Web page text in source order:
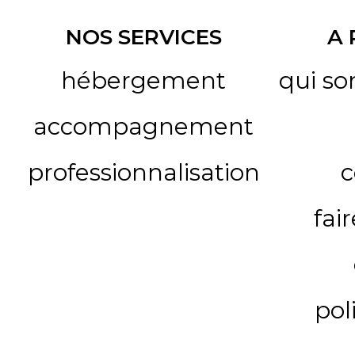
NOS SERVICES
hébergement
accompagnement
professionnalisation
A
qui